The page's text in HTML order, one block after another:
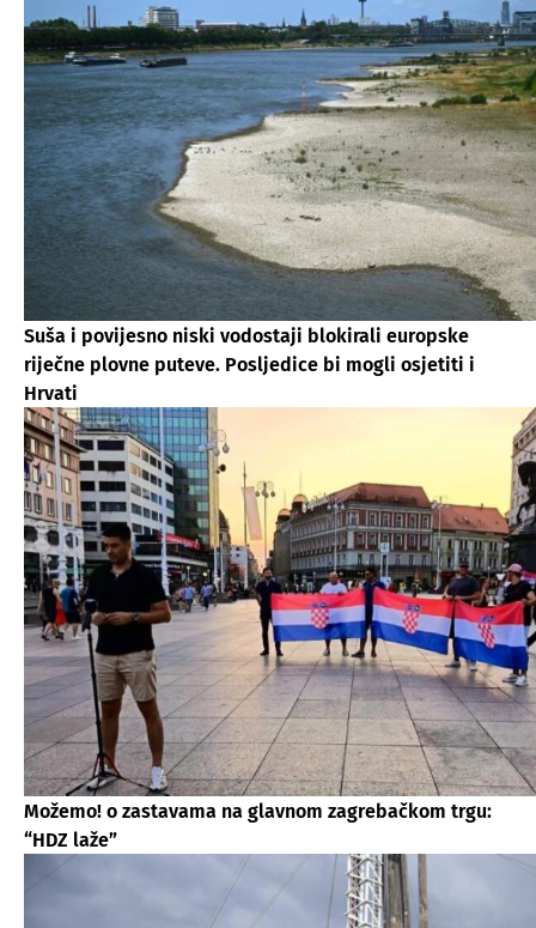
Suša i povijesno niski vodostaji blokirali europske
riječne plovne puteve. Posljedice bi mogli osjetiti i
Hrvati
Možemo! o zastavama na glavnom zagrebačkom trgu:
“HDZ laže”